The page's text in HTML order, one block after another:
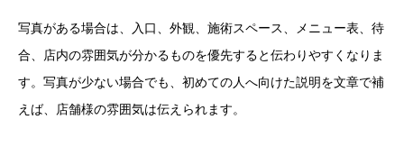
写真がある場合は、入口、外観、施術スペース、メニュー表、待
合、店内の雰囲気が分かるものを優先すると伝わりやすくなりま
す。写真が少ない場合でも、初めての人へ向けた説明を文章で補
えば、店舗様の雰囲気は伝えられます。